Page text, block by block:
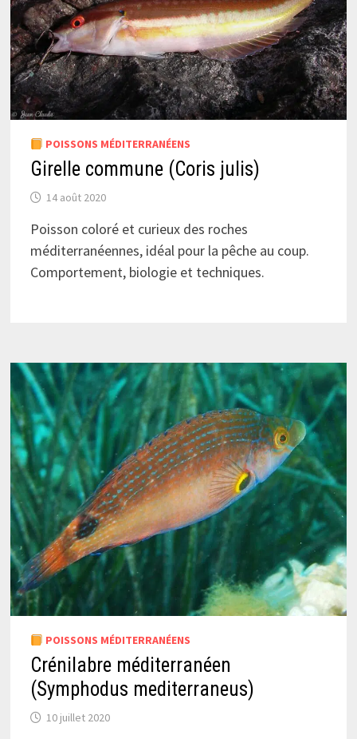
POISSONS MÉDITERRANÉENS
Girelle commune (Coris julis)
14 août 2020
Poisson coloré et curieux des roches
méditerranéennes, idéal pour la pêche au coup.
Comportement, biologie et techniques.
POISSONS MÉDITERRANÉENS
Crénilabre méditerranéen
(Symphodus mediterraneus)
10 juillet 2020